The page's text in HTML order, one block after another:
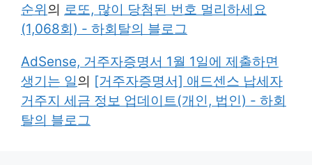
순위의 로또, 많이 당첨된 번호 멀리하세요
(1,068회) - 하회탈의 블로그
AdSense, 거주자증명서 1월 1일에 제출하면
생기는 일의 [거주자증명서] 애드센스 납세자
거주지 세금 정보 업데이트(개인, 법인) - 하회
탈의 블로그